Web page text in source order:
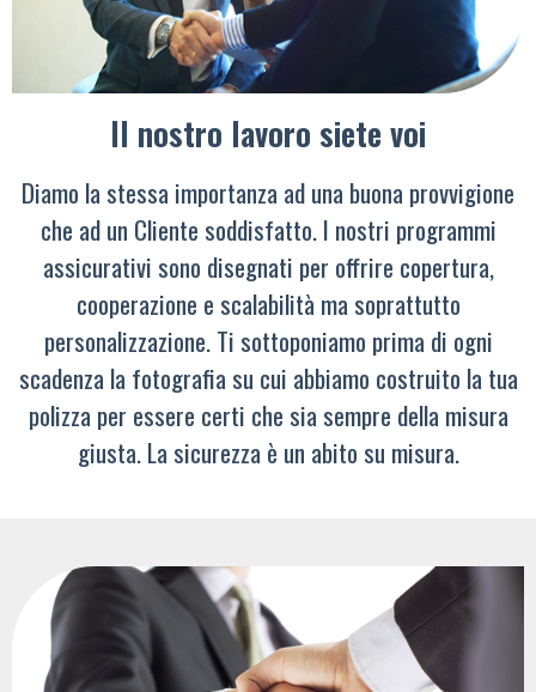
Il nostro lavoro siete voi
Diamo la stessa importanza ad una buona provvigione
che ad un Cliente soddisfatto. I nostri programmi
assicurativi sono disegnati per offrire copertura,
cooperazione e scalabilità ma soprattutto
personalizzazione. Ti sottoponiamo prima di ogni
scadenza la fotografia su cui abbiamo costruito la tua
polizza per essere certi che sia sempre della misura
giusta. La sicurezza è un abito su misura.